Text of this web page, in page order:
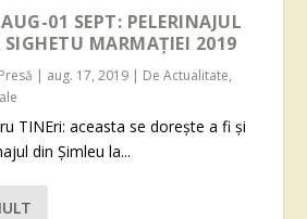
01 SEPT: PELERINAJUL
MARMAȚIEI 2019
| aug. 17, 2019 | De Actualitate,
TINEri: aceasta se dorește a fi și
din Șimleu la...